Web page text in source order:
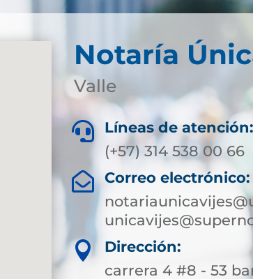
Notaría
Valle

Líneas de atención:
(+57) 314 538 00 66
 Correo electrónico:

Dirección:
carrera 4 #8 - 53